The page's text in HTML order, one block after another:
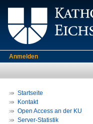
Anmelden
Startseite
Kontakt
Open Access an der KU
Server-Statistik